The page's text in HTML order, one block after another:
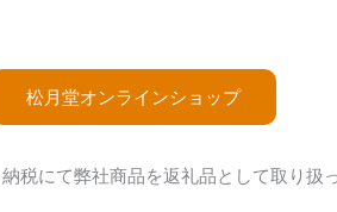
松月堂オンラインショップ
税にて弊社商品を返礼品として取り扱